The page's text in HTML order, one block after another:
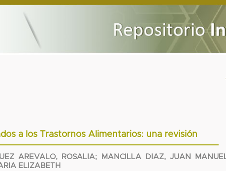
a los Trastornos Alimentarios: una revisión
AREVALO, ROSALIA; MANCILLA DIAZ, JUAN
ELIZABETH